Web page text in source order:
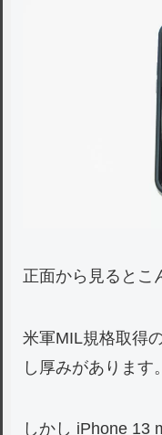
正面から見るとこ
米軍MIL規格取得
し厚みがあります。
しかし iPhone 13